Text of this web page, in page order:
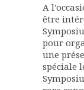
A
être
pour
une
spéciale